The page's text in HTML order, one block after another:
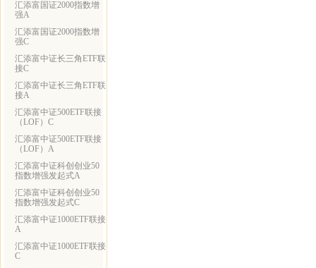
汇添富国证2000指数增
强A
汇添富国证2000指数增
强C
汇添富中证长三角ETF联
接C
汇添富中证长三角ETF联
接A
汇添富中证500ETF联接
（LOF）C
汇添富中证500ETF联接
（LOF）A
汇添富中证科创创业50
指数增强发起式A
汇添富中证科创创业50
指数增强发起式C
汇添富中证1000ETF联接
A
汇添富中证1000ETF联接
C